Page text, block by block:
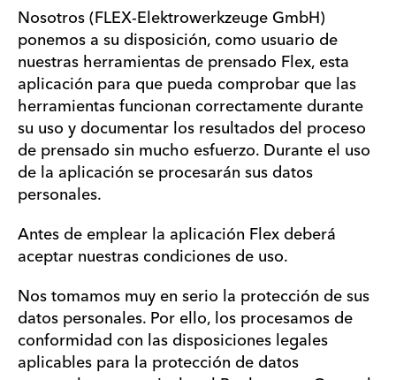
Nosotros (FLEX-Elektrowerkzeuge GmbH)
ponemos a su disposición, como usuario de
nuestras herramientas de prensado Flex, esta
aplicación para que pueda comprobar que las
herramientas funcionan correctamente durante
su uso y documentar los resultados del proceso
de prensado sin mucho esfuerzo. Durante el uso
de la aplicación se procesarán sus datos
personales.
Antes de emplear la aplicación Flex deberá
aceptar nuestras condiciones de uso.
Nos tomamos muy en serio la protección de sus
datos personales. Por ello, los procesamos de
conformidad con las disposiciones legales
aplicables para la protección de datos